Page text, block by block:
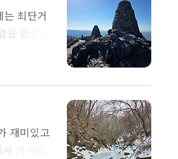
최단거
밟으며
에서 마
, 오히려 덕
소리가 귀
재미있고
가까워